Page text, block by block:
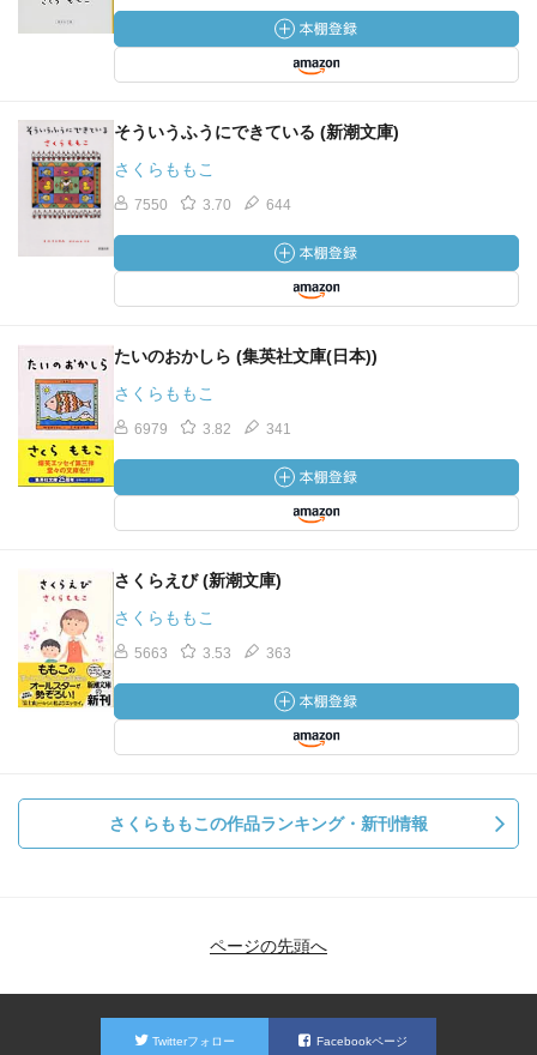
そういうふうにできている (新潮文庫)
さくらももこ
7550 3.70 644
たいのおかしら (集英社文庫(日本))
さくらももこ
6979 3.82 341
さくらえび (新潮文庫)
さくらももこ
5663 3.53 363
さくらももこの作品ランキング・新刊情報
ページの先頭へ
Twitterフォロー Facebookページ